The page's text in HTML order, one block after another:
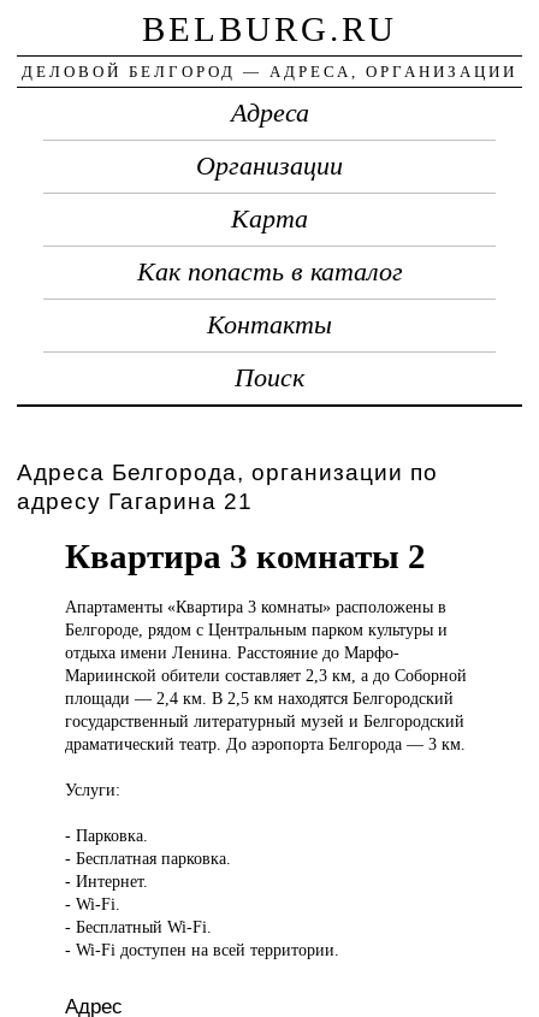
BELBURG.RU
ДЕЛОВОЙ БЕЛГОРОД — АДРЕСА, ОРГАНИЗАЦИИ
Адреса
Организации
Карта
Как попасть в каталог
Контакты
Поиск
Адреса Белгорода, организации по
адресу Гагарина 21
Квартира 3 комнаты 2
Апартаменты «Квартира3 комнаты» расположены в
Белгороде, рядом с Центральным парком культуры и
отдыха имени Ленина. Расстояние до Марфо-
Мариинской обители составляет 2,3 км, а до Соборной
площади — 2,4 км. В 2,5 км находятся Белгородский
государственный литературный музей и Белгородский
драматический театр. До аэропорта Белгорода — 3 км.
Услуги:
- Парковка.
- Бесплатная парковка.
- Интернет.
- Wi-Fi.
- Бесплатный Wi-Fi.
- Wi-Fi доступен на всей территории.
Адрес